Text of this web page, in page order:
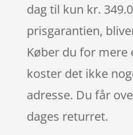
dag til kun kr.
prisgarantien,
Køber du for mere
koster det ikke
adresse. Du får
dages returret.